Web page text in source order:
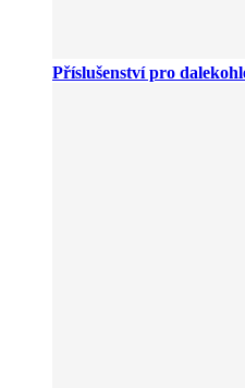
Příslušenství pro